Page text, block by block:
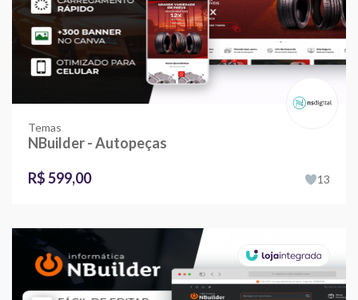
Temas
NBuilder - Autopeças
R$ 599,00
13